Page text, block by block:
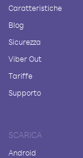
Caratteristiche
Blog
Sicurezza
Viber Out
Tariffe
Supporto
SCARICA
Android